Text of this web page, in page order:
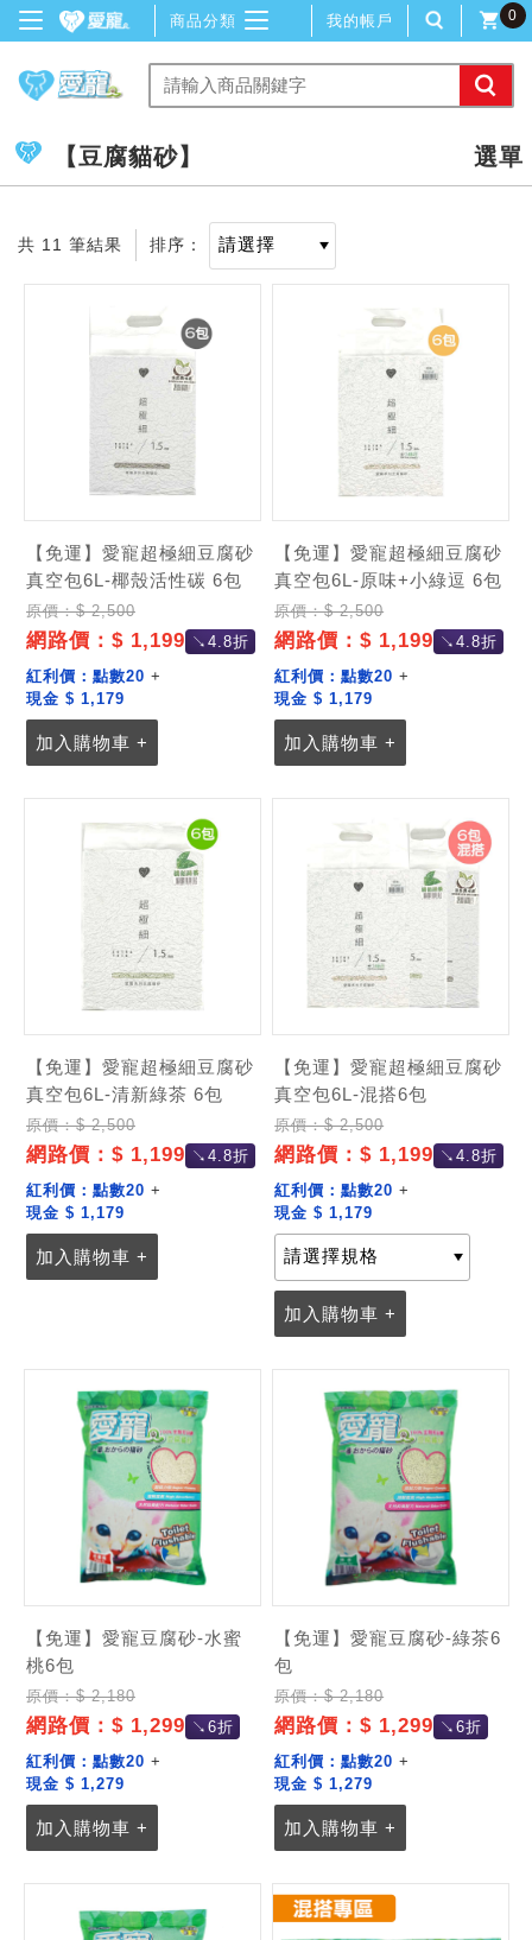
商品分類 我的帳戶 0
【豆腐貓砂】
共 11 筆結果 排序：
【免運】愛寵超極細豆腐砂
真空包6L-椰殼活性碳 6包
原價：$ 2,500
網路價：$ 1,199 ↘4.8折
紅利價： 點數20 +
現金 $ 1,179
加入購物車 +
【免運】愛寵超極細豆腐砂
真空包6L-原味+小綠逗 6包
原價：$ 2,500
網路價：$ 1,199 ↘4.8折
紅利價：點數20 +
現金 $ 1,179
加入購物車 +
【免運】愛寵超極細豆腐砂
真空包6L-清新綠茶 6包
原價：$ 2,500
網路價：$ 1,199 ↘4.8折
紅利價： 點數20 +
現金 $ 1,179
加入購物車 +
【免運】愛寵超極細豆腐砂
真空包6L-混搭6包
原價：$ 2,500
網路價：$ 1,199 ↘4.8折
紅利價：點數20 +
現金 $ 1,179
加入購物車 +
【免運】愛寵豆腐砂-水蜜
桃6包
原價：$ 2,180
網路價：$ 1,299 ↘6折
紅利價： 點數20 +
現金 $ 1,279
加入購物車 +
【免運】愛寵豆腐砂-綠茶6
包
原價：$ 2,180
網路價：$ 1,299 ↘6折
紅利價：點數20 +
現金 $ 1,279
加入購物車 +
記住帳號